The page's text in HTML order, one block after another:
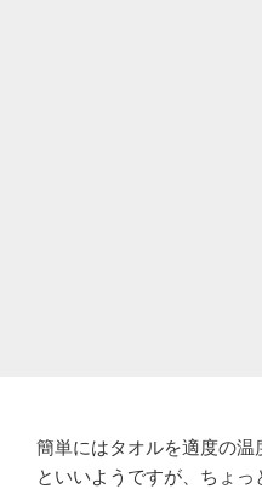
簡単にはタオルを適度の温
といいようですが、ちょ